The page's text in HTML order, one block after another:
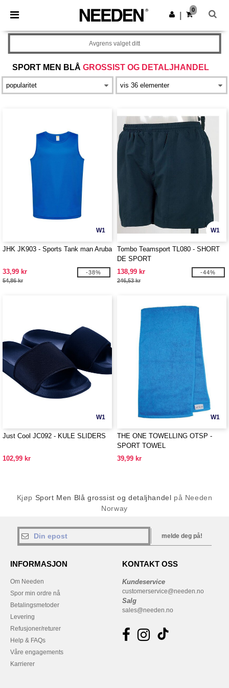
× Needen-app
Bedre priser i appen!
Last ned app
0
SPORT MEN BLÅ GROSSIST OG DETALJHANDEL
Avgrens valget ditt
W1
JHK JK903 - Sports Tank man Aruba
33,99 kr
54,86 kr
-38%
W1
Tombo Teamsport TL080 - SHORT
DE SPORT
138,99 kr
246,53 kr
-44%
W1
Just Cool JC092 - KULE SLIDERS
102,99 kr
W1
THE ONE TOWELLING OTSP -
SPORT TOWEL
39,99 kr
Kjøp Sport Men Blå grossist og detaljhandel på Needen
Norway
melde deg på!
INFORMASJON
Om Needen
Spor min ordre nå
Betalingsmetoder
Levering
Refusjoner/returer
Help & FAQs
Våre engagements
Karrierer
KONTAKT OSS
Kundeservice
customerservice@needen.no
Salg
sales@needen.no